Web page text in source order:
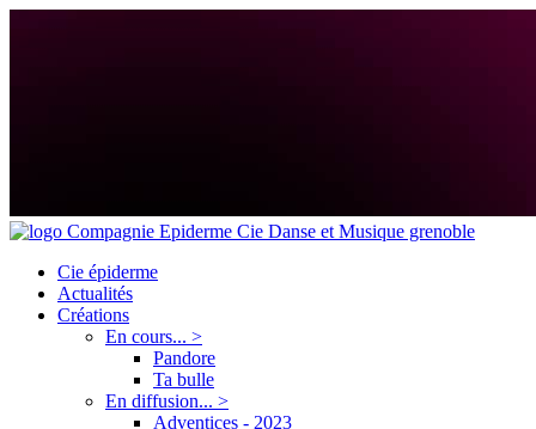
Cie épiderme
Actualités
Créations
En cours... >
Pandore
Ta bulle
En diffusion... >
Adventices - 2023